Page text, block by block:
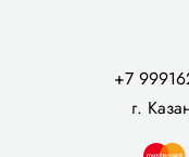
+7
г.